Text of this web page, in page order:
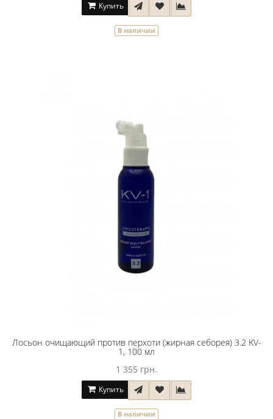
Купить
В наличии
Лосьон очищающий против перхоти (жирная себорея) 3.2 KV-
1, 100 мл
1 355 грн.
Купить
В наличии